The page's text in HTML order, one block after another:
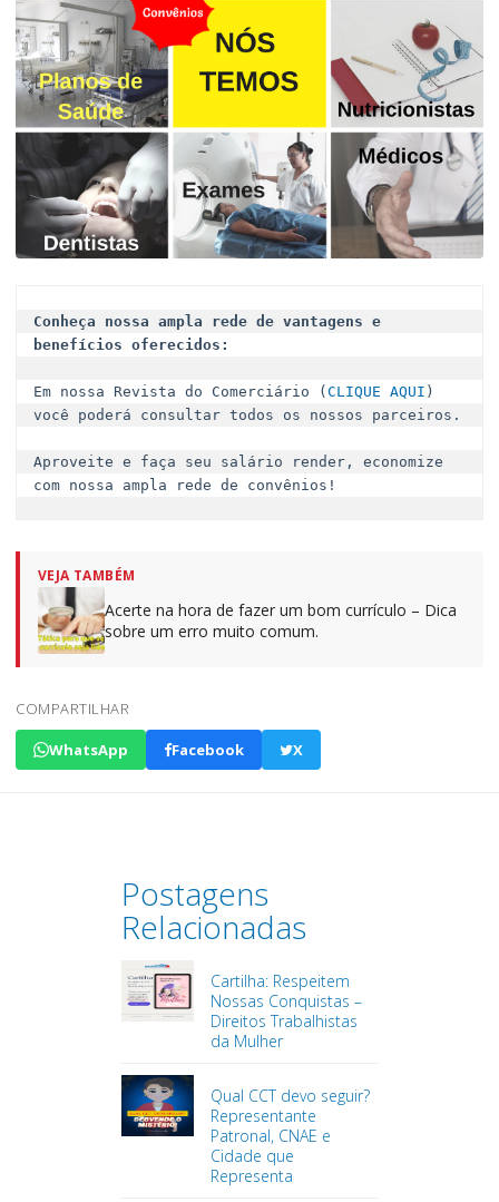
Conheça nossa ampla rede de vantagens e
benefícios oferecidos:
Em nossa Revista do Comerciário ( CLIQUE AQUI )
você poderá consultar todos os nossos parceiros.
Aproveite e faça seu salário render, economize
com nossa ampla rede de convênios!
VEJA TAMBÉM
Acerte na hora de fazer um bom currículo – Dica
sobre um erro muito comum.
COMPARTILHAR
WhatsApp Facebook X
Postagens
Relacionadas
Cartilha: Respeitem
Nossas Conquistas –
Direitos Trabalhistas
da Mulher
Qual CCT devo seguir?
Representante
Patronal, CNAE e
Cidade que
Representa